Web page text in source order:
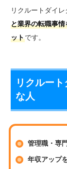
リクルートダイ
と業界の転職事
ットです。
リクルー
な人
管理職・専
年収アップ